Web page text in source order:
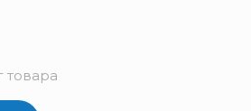
товара